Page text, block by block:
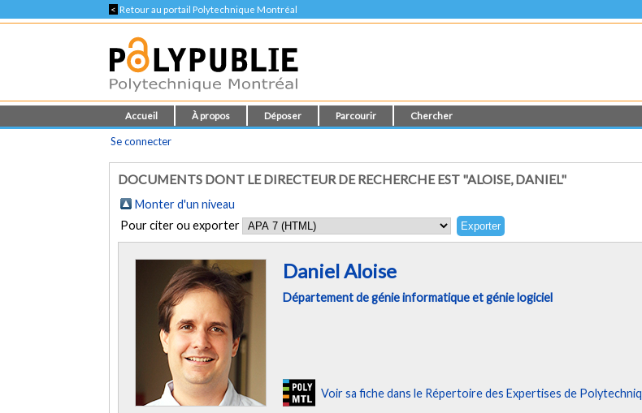
< Retour au portail Polytechnique Montréal
Accueil À propos Déposer Parcourir Chercher
Se connecter
DOCUMENTS DONT LE DIRECTEUR DE RECHERCHE EST "ALOISE, DANIEL"
Monter d'un niveau
Pour citer ou exporter
Daniel Aloise
Département de génie informatique et génie logiciel
Voir sa fiche dans le Répertoire des Expertises de